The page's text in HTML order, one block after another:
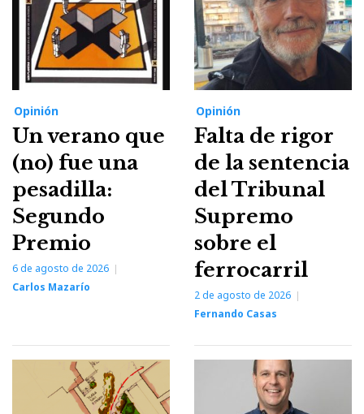
Opinión
Un verano que
(no) fue una
pesadilla:
Segundo
Premio
6 de agosto de 2026
Carlos Mazarío
Opinión
Falta de rigor
de la sentencia
del Tribunal
Supremo
sobre el
ferrocarril
2 de agosto de 2026
Fernando Casas